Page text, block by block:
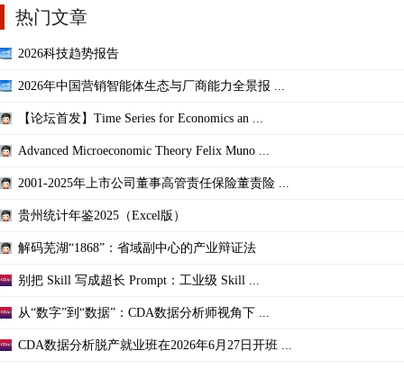
热门文章
2026科技趋势报告
2026年中国营销智能体生态与厂商能力全景报 ...
【论坛首发】Time Series for Economics an ...
Advanced Microeconomic Theory Felix Muno ...
2001-2025年上市公司董事高管责任保险董责险 ...
贵州统计年鉴2025（Excel版）
解码芜湖“1868”：省域副中心的产业辩证法
别把 Skill 写成超长 Prompt：工业级 Skill ...
从“数字”到“数据”：CDA数据分析师视角下 ...
CDA数据分析脱产就业班在2026年6月27日开班 ...